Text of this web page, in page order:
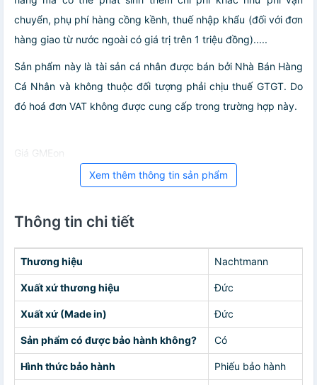
chuyển, phụ phí hàng cồng kềnh, thuế nhập khẩu (đối với đơn
hàng giao từ nước ngoài có giá trị trên 1 triệu đồng).....
Sản phẩm này là tài sản cá nhân được bán bởi Nhà Bán Hàng
Cá Nhân và không thuộc đối tượng phải chịu thuế GTGT. Do
đó hoá đơn VAT không được cung cấp trong trường hợp này.
Giá GMEon
Xem thêm thông tin sản phẩm
Thông tin chi tiết
Thương hiệu Nachtmann
Xuất xứ thương hiệu Đức
Xuất xứ (Made in) Đức
Sản phẩm có được bảo hành không? Có
Hình thức bảo hành Phiếu bảo hành